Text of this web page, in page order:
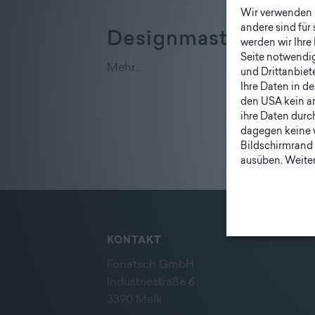
Mehr…
KONTAKT
Fonatsch GmbH
Wir verwenden
andere sind für
werden wir Ihre
Seite
und
Ihre Daten in
den USA kein
ihre Daten
dagegen keine
ausüben.